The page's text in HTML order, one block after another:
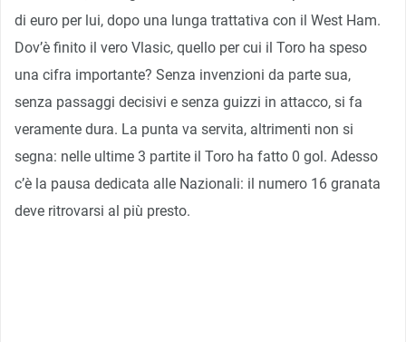
di euro per lui, dopo una lunga trattativa con il West Ham.
Dov’è finito il vero Vlasic, quello per cui il Toro ha speso
una cifra importante? Senza invenzioni da parte sua,
senza passaggi decisivi e senza guizzi in attacco, si fa
veramente dura. La punta va servita, altrimenti non si
segna: nelle ultime 3 partite il Toro ha fatto 0 gol. Adesso
c’è la pausa dedicata alle Nazionali: il numero 16 granata
deve ritrovarsi al più presto.